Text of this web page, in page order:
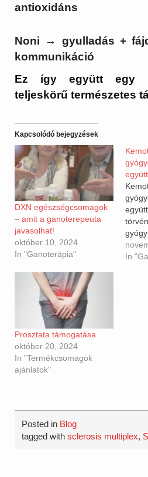
antioxidáns
Noni → gyulladás +
kommunikáció
Ez így együtt egy
teljeskörű természetes
Kapcsolódó bejegyzések
DXN egészségcsomagok
– amit a ganoterepeuta
javasolhat!
október 10, 2024
In "Ganoterápia"
In
Prosztata támogatása
október 20, 2024
In "Termékcsomagok
ajánlatok"
Posted in Blog
tagged withsclerosis multiplex,